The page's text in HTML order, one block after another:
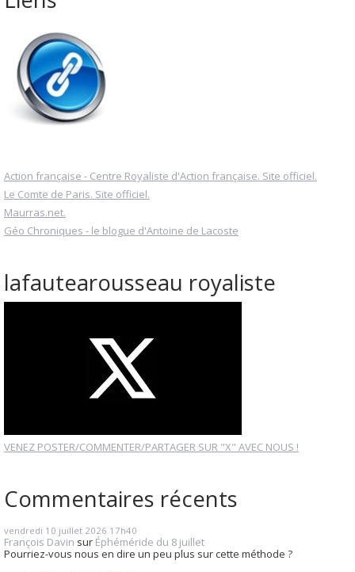
Action française - Centre Royaliste d'Action française. Site officiel.
Le Comte de Paris. Site officiel.
Maurras.net.
Géo Chroniques - le blogue d'Antoine de Lacoste
lafautearousseau royaliste
VENEZ POSTER/COMMENTER/PARTAGER SUR "X" AVEC NOUS !
Commentaires récents
vendredi 10 juillet 2026 17h40
François Davin sur Éphéméride du 8 juillet
Pourriez-vous nous en dire un peu plus sur cette méthode ?